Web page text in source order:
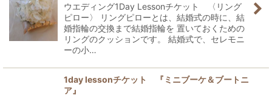
ウエディング1Day Lessonチケット 〈リング
ピロー〉 リングピローとは、結婚式の時に、結
婚指輪の交換まで結婚指輪を 置いておくための
リングのクッションです。 結婚式で、セレモニ
ーの小…
1day lessonチケット 『ミニブーケ＆ブートニ
ア』